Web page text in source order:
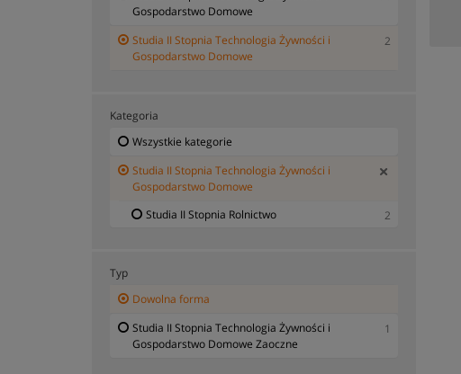
Gospodarstwo Domowe
Studia II Stopnia Technologia Żywności i
Gospodarstwo Domowe
2
Kategoria
Wszystkie kategorie
Studia II Stopnia Technologia Żywności i
Gospodarstwo Domowe
Studia II Stopnia Rolnictwo
2
Typ
Dowolna forma
Studia II Stopnia Technologia Żywności i
Gospodarstwo Domowe Zaoczne
1